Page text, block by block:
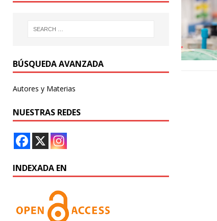
BÚSQUEDA AVANZADA
Autores y Materias
NUESTRAS REDES
INDEXADA EN